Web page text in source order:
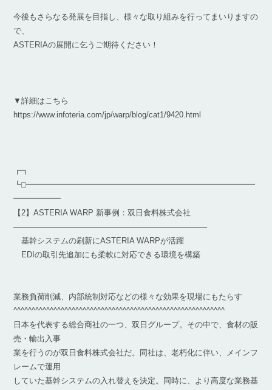
今後もさらなる発展を目指し、様々な取り組みを行ってまいりますの
で、
ASTERIAの展開に乞うご期待ください！
▼詳細はこちら
https://www.infoteria.com/jp/warp/blog/cat1/9420.html
┏┓
┗□━━━━━━━━━━━━━━━━━━━━━━━━━━━━━
━━━━━━
【2】ASTERIA WARP 新事例：双日食料株式会社
————————————————————————–
基幹システムの刷新にASTERIA WARPが活躍
EDIの取引先追加にも柔軟に対応できる環境を構築
業務負荷削減、内部統制対応などの様々な効果を現場にもたらす
^^^^^^^^^^^^^^^^^^^^^^^^^^^^^^^^^^^^^^^^^^^^^^^^^^^^^^^^^^
日本を代表する総合商社の一つ、双日グループ。その中で、食材の販
売・輸出入事
業を行うのが双日食料株式会社だ。同社は、老朽化に伴い、メインフ
レームで運用
していた基幹システムの入れ替えを決定。同時に、より高度な業務基